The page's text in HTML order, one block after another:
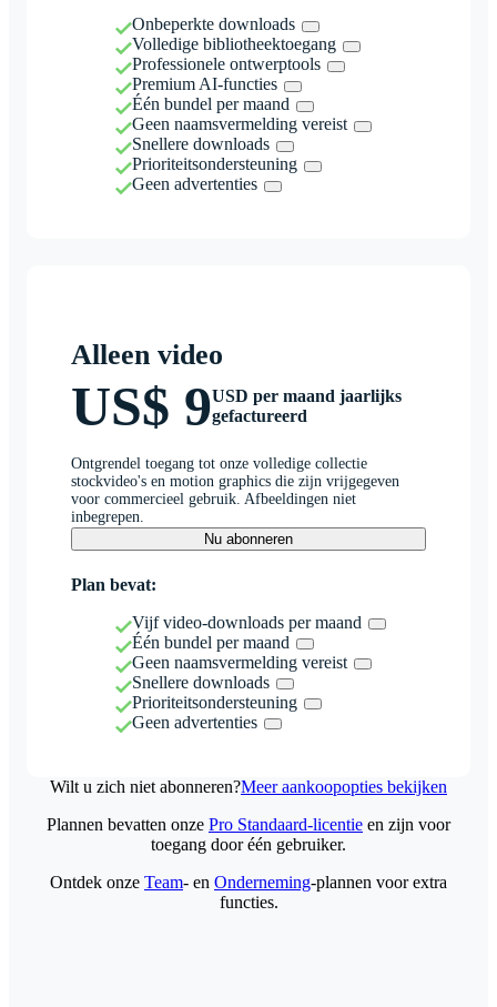
Onbeperkte downloads
Volledige bibliotheektoegang
Professionele ontwerptools
Premium AI-functies
Één bundel per maand
Geen naamsvermelding vereist
Snellere downloads
Prioriteitsondersteuning
Geen advertenties
Alleen video
US$ 9USD per maand jaarlijks
gefactureerd
Ontgrendel toegang tot onze volledige collectie
stockvideo's en motion graphics die zijn vrijgegeven
voor commercieel gebruik. Afbeeldingen niet
inbegrepen.
Nu abonneren
Plan bevat:
Vijf video-downloads per maand
Één bundel per maand
Geen naamsvermelding vereist
Snellere downloads
Prioriteitsondersteuning
Geen advertenties
Wilt u zich niet abonneren?Meer aankoopopties bekijken
Plannen bevatten onze Pro Standaard-licentie en zijn voor
toegang door één gebruiker.
Ontdek onze Team- en Onderneming-plannen voor extra
functies.